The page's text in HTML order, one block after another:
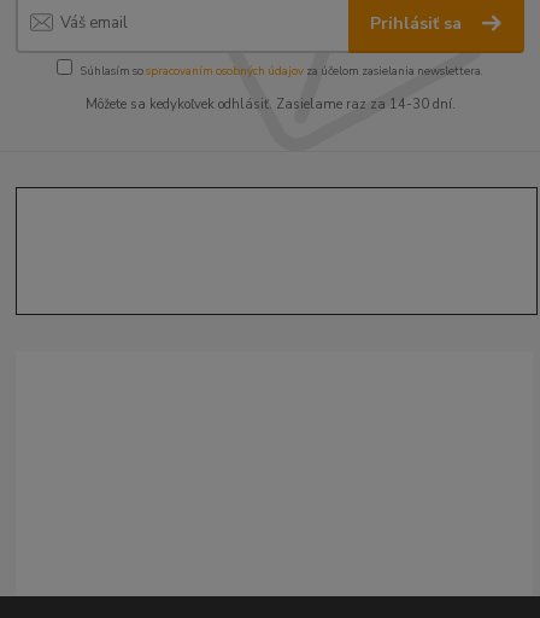
Prihlásiť sa
Súhlasím sospracovaním osobných údajov za účelom zasielania newslettera.
Môžete sa kedykoľvek odhlásiť. Zasielame raz za 14-30 dní.